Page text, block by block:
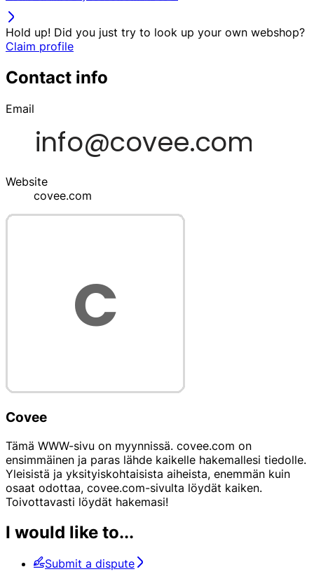
Hold up! Did you just try to look up your own webshop?
Claim profile
Contact info
Email
Website
covee.com
Covee
Tämä WWW-sivu on myynnissä. covee.com on
ensimmäinen ja paras lähde kaikelle hakemallesi tiedolle.
Yleisistä ja yksityiskohtaisista aiheista, enemmän kuin
osaat odottaa, covee.com-sivulta löydät kaiken.
Toivottavasti löydät hakemasi!
I would like to...
Submit a dispute